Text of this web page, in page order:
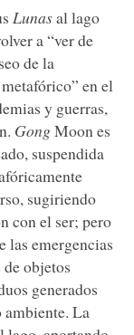
Lunasal lago
a “ver de
de la
en el
y guerras,
GongMoon es
suspendida
sugiriendo
con el ser; pero
las emergencias
objetos
generados
La